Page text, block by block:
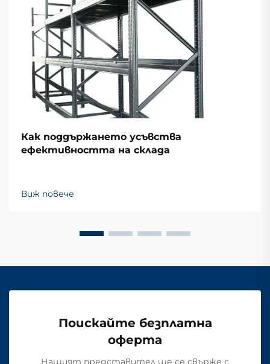
Как поддържането усъвства
ефективността на склада
Виж повече
Поискайте безплатна
оферта
Нашият представител ще се свърже с